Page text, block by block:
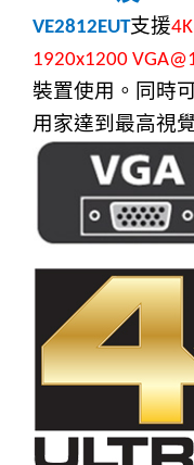
VE2812EUT支援
1920x1200
裝置使用。同時
用家達到最高視